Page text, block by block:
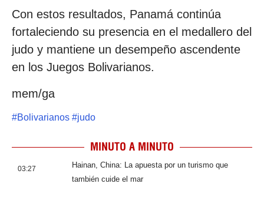
Con estos resultados, Panamá continúa
fortaleciendo su presencia en el medallero del
judo y mantiene un desempeño ascendente
en los Juegos Bolivarianos.
mem/ga
#Bolivarianos #judo
MINUTO A MINUTO
03:27
Hainan, China: La apuesta por un turismo que
también cuide el mar